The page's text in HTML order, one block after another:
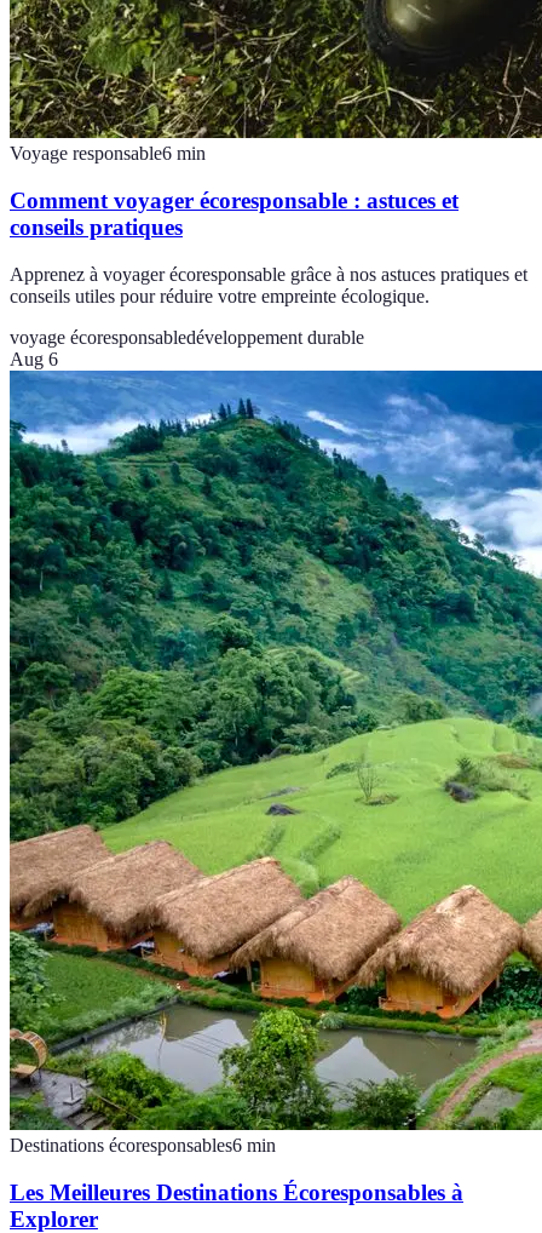
Voyage responsable6 min
Comment voyager écoresponsable : astuces et
conseils pratiques
Apprenez à voyager écoresponsable grâce à nos astuces pratiques et
conseils utiles pour réduire votre empreinte écologique.
voyage écoresponsabledéveloppement durable
Aug 6
Destinations écoresponsables6 min
Les Meilleures Destinations Écoresponsables à
Explorer